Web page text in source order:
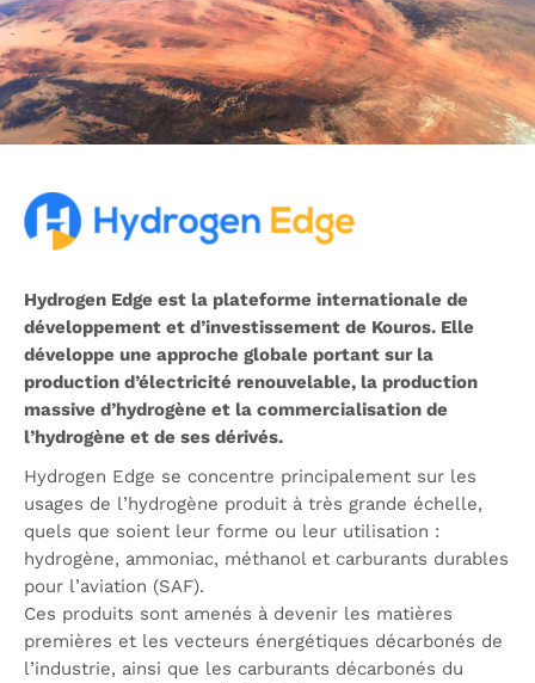
Hydrogen Edge est la plateforme internationale de
développement et d’investissement de Kouros. Elle
développe une approche globale portant sur la
production d’électricité renouvelable, la production
massive d’hydrogène et la commercialisation de
l’hydrogène et de ses dérivés.
Hydrogen Edge se concentre principalement sur les
usages de l’hydrogène produit à très grande échelle,
quels que soient leur forme ou leur utilisation :
hydrogène, ammoniac, méthanol et carburants durables
pour l’aviation (SAF).
Ces produits sont amenés à devenir les matières
premières et les vecteurs énergétiques décarbonés de
l’industrie, ainsi que les carburants décarbonés du